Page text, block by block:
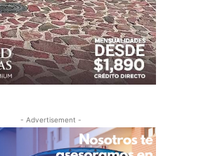
- Advertisement -